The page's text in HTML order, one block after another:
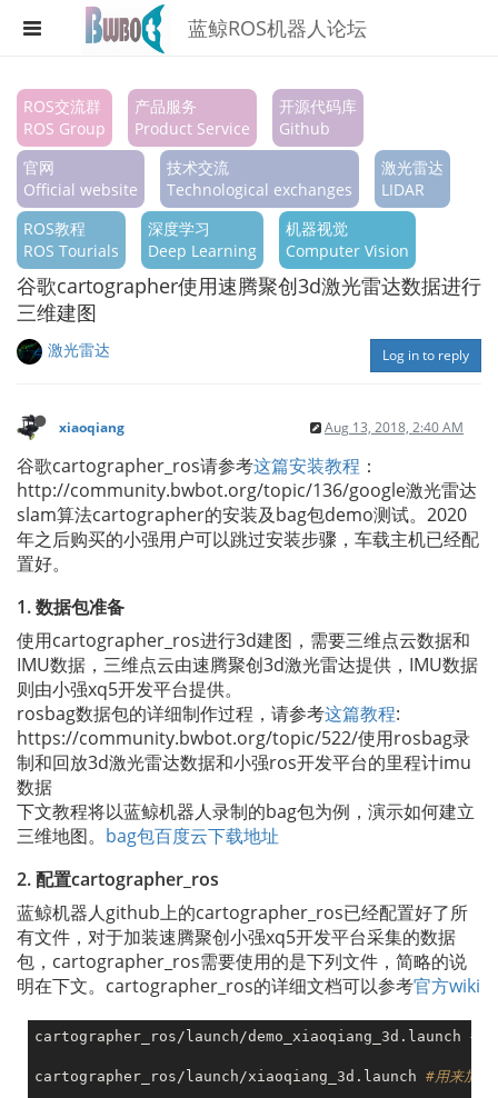
蓝鲸ROS机器人论坛
Register
Login
Search
Categories
Tags
Popular
ROS交流群
ROS Group
产品服务
Product Service
开源代码库
Github
官网
Official website
技术交流
Technological exchanges
激光雷达
LIDAR
ROS教程
ROS Tourials
深度学习
Deep Learning
机器视觉
Computer Vision
谷歌cartographer使用速腾聚创3d激光雷达数据进行
三维建图
激光雷达 Log in to reply
xiaoqiang Aug 13, 2018, 2:40 AM
谷歌cartographer_ros请参考这篇安装教程 ：
http://community.bwbot.org/topic/136/google激光雷达
slam算法cartographer的安装及bag包demo测试。2020
年之后购买的小强用户可以跳过安装步骤，车载主机已经配
置好。
1. 数据包准备
使用cartographer_ros进行3d建图，需要三维点云数据和
IMU数据，三维点云由速腾聚创3d激光雷达提供，IMU数据
则由小强xq5开发平台提供。
rosbag数据包的详细制作过程，请参考这篇教程:
https://community.bwbot.org/topic/522/使用rosbag录
制和回放3d激光雷达数据和小强ros开发平台的里程计imu
数据
下文教程将以蓝鲸机器人录制的bag包为例，演示如何建立
三维地图。 bag包百度云下载地址
2. 配置cartographer_ros
蓝鲸机器人github上的cartographer_ros已经配置好了所
有文件，对于加装速腾聚创小强xq5开发平台采集的数据
包，cartographer_ros需要使用的是下列文件，简略的说
明在下文。cartographer_ros的详细文档可以参考官方wiki
cartographer_ros/launch/demo_xiaoqiang_3d.launch #
cartographer_ros/launch/xiaoqiang_3d.launch #用来加